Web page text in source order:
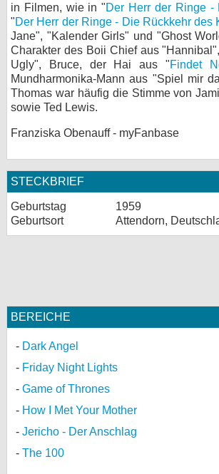
in Filmen, wie in "Der Herr der Ringe -
"Der Herr der Ringe - Die Rückkehr des
Jane", "Kalender Girls" und "Ghost
Charakter des Boii Chief aus
Ugly", Bruce, der Hai aus "Findet
Mundharmonika-Mann aus "Spiel mir
Thomas war häufig die Stimme von
sowie Ted Lewis.
Franziska Obenauff - myFanbase
STECKBRIEF
Geburtstag
1959
Geburtsort
Attendorn,
BEREICHE
Dark Angel
Friday Night Lights
Game of Thrones
How I Met Your Mother
Jericho - Der Anschlag
The 100
Cookie-
Impressum
Desktop-Ansicht
myFanbase